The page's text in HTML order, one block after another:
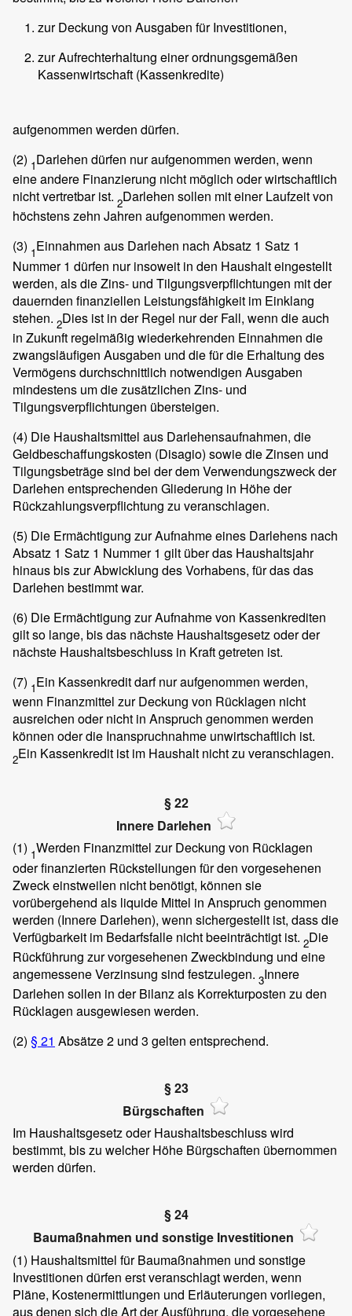
zur Deckung von Ausgaben für Investitionen,
zur Aufrechterhaltung einer ordnungsgemäßen
Kassenwirtschaft (Kassenkredite)
aufgenommen werden dürfen.
(2) 1Darlehen dürfen nur aufgenommen werden, wenn
eine andere Finanzierung nicht möglich oder wirtschaftlich
nicht vertretbar ist. 2Darlehen sollen mit einer Laufzeit von
höchstens zehn Jahren aufgenommen werden.
(3) 1Einnahmen aus Darlehen nach Absatz 1 Satz 1
Nummer 1 dürfen nur insoweit in den Haushalt eingestellt
werden, als die Zins- und Tilgungsverpflichtungen mit der
dauernden finanziellen Leistungsfähigkeit im Einklang
stehen. 2Dies ist in der Regel nur der Fall, wenn die auch
in Zukunft regelmäßig wiederkehrenden Einnahmen die
zwangsläufigen Ausgaben und die für die Erhaltung des
Vermögens durchschnittlich notwendigen Ausgaben
mindestens um die zusätzlichen Zins- und
Tilgungsverpflichtungen übersteigen.
(4) Die Haushaltsmittel aus Darlehensaufnahmen, die
Geldbeschaffungskosten (Disagio) sowie die Zinsen und
Tilgungsbeträge sind bei der dem Verwendungszweck der
Darlehen entsprechenden Gliederung in Höhe der
Rückzahlungsverpflichtung zu veranschlagen.
(5) Die Ermächtigung zur Aufnahme eines Darlehens nach
Absatz 1 Satz 1 Nummer 1 gilt über das Haushaltsjahr
hinaus bis zur Abwicklung des Vorhabens, für das das
Darlehen bestimmt war.
(6) Die Ermächtigung zur Aufnahme von Kassenkrediten
gilt so lange, bis das nächste Haushaltsgesetz oder der
nächste Haushaltsbeschluss in Kraft getreten ist.
(7) 1Ein Kassenkredit darf nur aufgenommen werden,
wenn Finanzmittel zur Deckung von Rücklagen nicht
ausreichen oder nicht in Anspruch genommen werden
können oder die Inanspruchnahme unwirtschaftlich ist.
2Ein Kassenkredit ist im Haushalt nicht zu veranschlagen.
§ 22
Innere Darlehen
(1) 1Werden Finanzmittel zur Deckung von Rücklagen
oder finanzierten Rückstellungen für den vorgesehenen
Zweck einstweilen nicht benötigt, können sie
vorübergehend als liquide Mittel in Anspruch genommen
werden (Innere Darlehen), wenn sichergestellt ist, dass die
Verfügbarkeit im Bedarfsfalle nicht beeinträchtigt ist. 2Die
Rückführung zur vorgesehenen Zweckbindung und eine
angemessene Verzinsung sind festzulegen. 3Innere
Darlehen sollen in der Bilanz als Korrekturposten zu den
Rücklagen ausgewiesen werden.
(2) § 21 Absätze 2 und 3 gelten entsprechend.
§ 23
Bürgschaften
Im Haushaltsgesetz oder Haushaltsbeschluss wird
bestimmt, bis zu welcher Höhe Bürgschaften übernommen
werden dürfen.
§ 24
Baumaßnahmen und sonstige Investitionen
(1) Haushaltsmittel für Baumaßnahmen und sonstige
Investitionen dürfen erst veranschlagt werden, wenn
Pläne, Kostenermittlungen und Erläuterungen vorliegen,
aus denen sich die Art der Ausführung, die vorgesehene